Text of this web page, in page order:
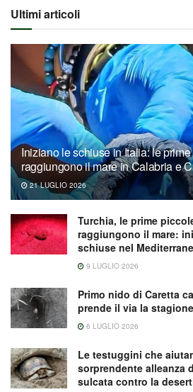
Ultimi articoli
Iniziano le schiuse in Italia: le
raggiungono il mare in Calabria e
21 LUGLIO 2026
Turchia, le prime
raggiungono il mare:
schiuse nel
9 LUGLIO 2026
Primo nido di Caretta
prende il via la
6 LUGLIO 2026
Le testuggini che
sorprendente alleanza
sulcata contro la